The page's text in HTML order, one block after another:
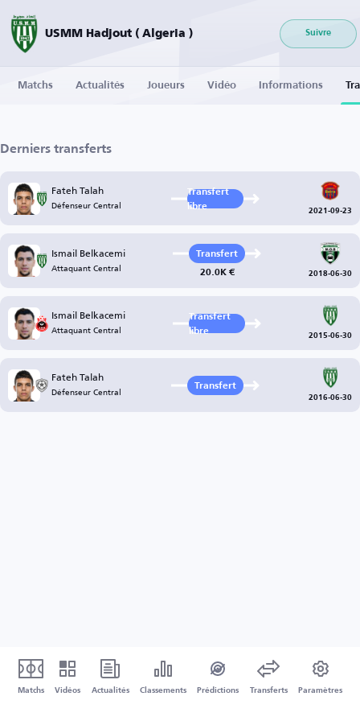
USMM Hadjout ( Algeria ) Suivre
Matchs Actualités Joueurs Vidéo Informations
Derniers transferts
Fateh Talah
Défenseur Central
Transfert
libre
2021-09-23
Ismail Belkacemi
Attaquant Central
Transfert
20.0K €
2018-06-30
Ismail Belkacemi
Attaquant Central
Transfert
libre
2015-06-30
Fateh Talah
Défenseur Central Transfert
2016-06-30
Matchs Vidéos Actualités Classements Prédictions Transferts Paramètres